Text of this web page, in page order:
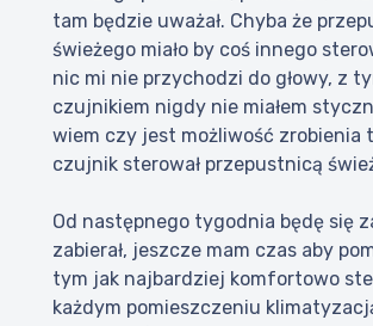
tam będzie uważał. Chyba że
świeżego miało by coś innego
nic mi nie przychodzi do głowy, z
czujnikiem nigdy nie miałem
wiem czy jest możliwość zrobienia
czujnik sterował przepustnicą
Od następnego tygodnia będę się
zabierał, jeszcze mam czas aby
tym jak najbardziej komfortowo
każdym pomieszczeniu